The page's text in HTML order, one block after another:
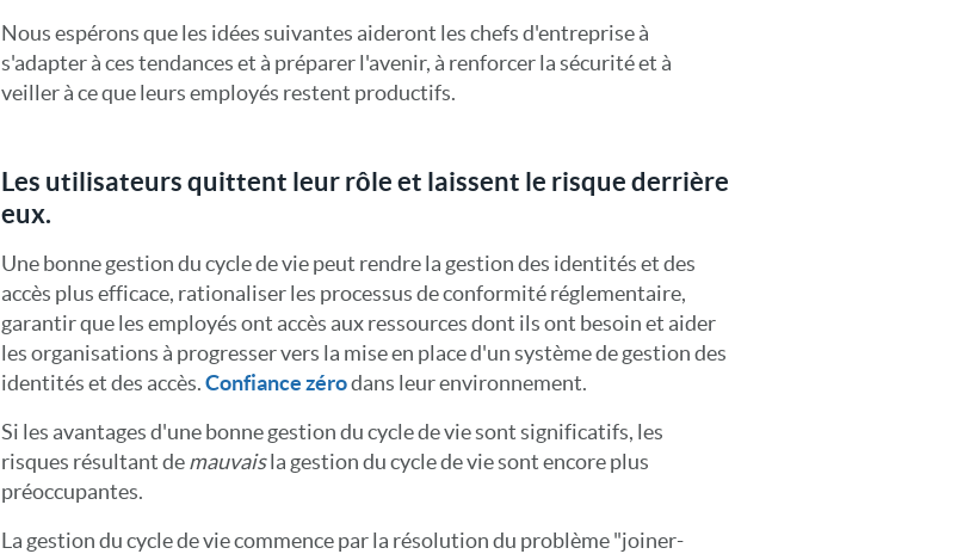
Nous espérons que les idées suivantes aideront les chefs d'entreprise à
s'adapter à ces tendances et à préparer l'avenir, à renforcer la sécurité et à
veiller à ce que leurs employés restent productifs.
Les utilisateurs quittent leur rôle et laissent le risque derrière
eux.
Une bonne gestion du cycle de vie peut rendre la gestion des identités et des
accès plus efficace, rationaliser les processus de conformité réglementaire,
garantir que les employés ont accès aux ressources dont ils ont besoin et aider
les organisations à progresser vers la mise en place d'un système de gestion des
identités et des accès.Confiance zérodans leur environnement.
Si les avantages d'une bonne gestion du cycle de vie sont significatifs, les
risques résultant demauvaisla gestion du cycle de vie sont encore plus
préoccupantes.
La gestion du cycle de vie commence par la résolution du problème "joiner-